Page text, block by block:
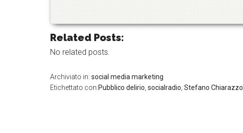
G
o
l
L
i
Related Posts:
No related posts.
Archiviato in: social media marketing
Etichettato con:Pubblico delirio socialradio Stefano Chiarazzo